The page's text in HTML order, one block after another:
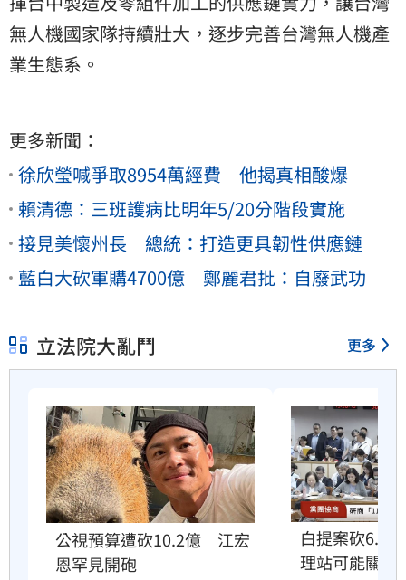
無人機國家隊持續壯大，逐步完善台灣無人機產
業生態系。
更多新聞：
徐欣瑩喊爭取8954萬經費 他揭真相酸爆
賴清德：三班護病比明年5/20分階段實施
接見美懷州長 總統：打造更具韌性供應鏈
藍白大砍軍購4700億 鄭麗君批：自廢武功
立法院大亂鬥 更多
公視預算遭砍10.2億　江宏
恩罕見開砲
白提案砍6.6
理站可能關門